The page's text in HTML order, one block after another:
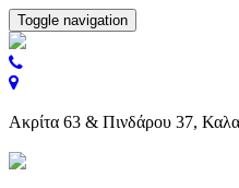
Toggle navigation
Ακρίτα 63 & Πινδάρου 37,